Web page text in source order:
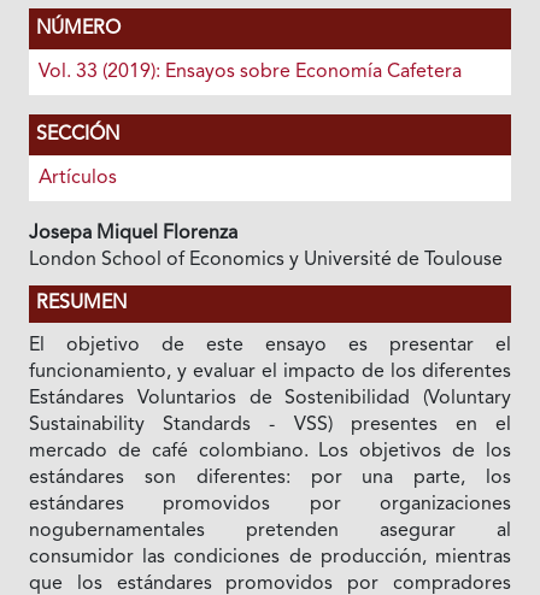
NÚMERO
Vol. 33 (2019): Ensayos sobre Economía Cafetera
SECCIÓN
Artículos
Josepa Miquel Florenza
London School of Economics y Université de Toulouse
RESUMEN
El objetivo de este ensayo es presentar el
funcionamiento, y evaluar el impacto de los diferentes
Estándares Voluntarios de Sostenibilidad (Voluntary
Sustainability Standards - VSS) presentes en el
mercado de café colombiano. Los objetivos de los
estándares son diferentes: por una parte, los
estándares promovidos por organizaciones
nogubernamentales pretenden asegurar al
consumidor las condiciones de producción, mientras
que los estándares promovidos por compradores